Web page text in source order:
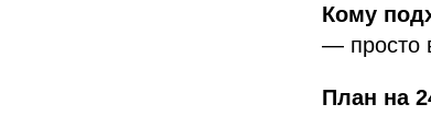
Кому
— просто
План на